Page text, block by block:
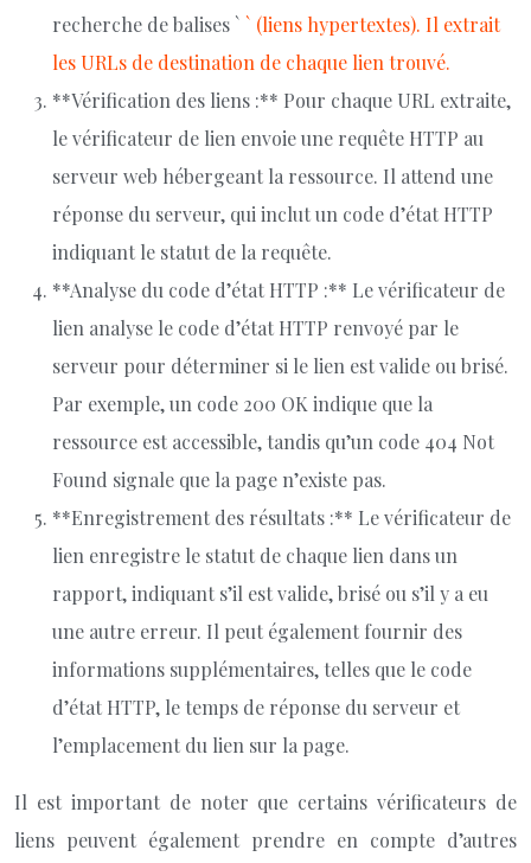
recherche de balises ` ` (liens hypertextes). Il extrait
les URLs de destination de chaque lien trouvé.
**Vérification des liens :** Pour chaque URL extraite,
le vérificateur de lien envoie une requête HTTP au
serveur web hébergeant la ressource. Il attend une
réponse du serveur, qui inclut un code d’état HTTP
indiquant le statut de la requête.
**Analyse du code d’état HTTP :** Le vérificateur de
lien analyse le code d’état HTTP renvoyé par le
serveur pour déterminer si le lien est valide ou brisé.
Par exemple, un code 200 OK indique que la
ressource est accessible, tandis qu’un code 404 Not
Found signale que la page n’existe pas.
**Enregistrement des résultats :** Le vérificateur de
lien enregistre le statut de chaque lien dans un
rapport, indiquant s’il est valide, brisé ou s’il y a eu
une autre erreur. Il peut également fournir des
informations supplémentaires, telles que le code
d’état HTTP, le temps de réponse du serveur et
l’emplacement du lien sur la page.
Il est important de noter que certains vérificateurs de
liens peuvent également prendre en compte d’autres